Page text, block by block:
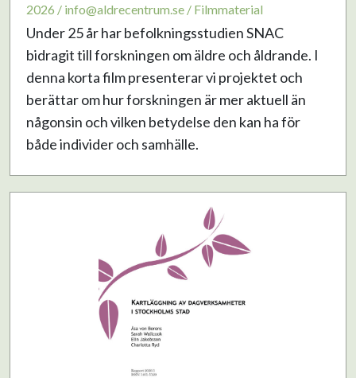
2026 / info@aldrecentrum.se / Filmmaterial
Under 25 år har befolkningsstudien SNAC
bidragit till forskningen om äldre och åldrande. I
denna korta film presenterar vi projektet och
berättar om hur forskningen är mer aktuell än
någonsin och vilken betydelse den kan ha för
både individer och samhälle.